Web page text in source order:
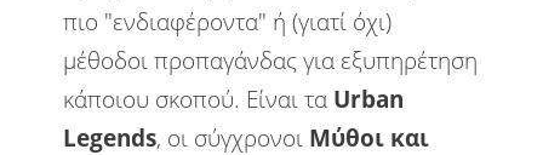
Υπολογιστές Φανάρια Φύση
πιο "ενδιαφέροντα" ή (γιατί όχι)
μέθοδοι προπαγάνδας για εξυπηρέτηση
κάποιου σκοπού. Είναι τα Urban
Legends, οι σύγχρονοι Μύθοι και